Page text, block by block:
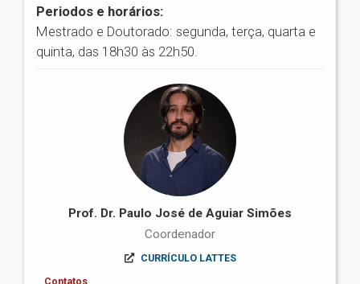
Periodos e horários:
Mestrado e Doutorado: segunda, terça, quarta e
quinta, das 18h30 às 22h50.
Prof. Dr. Paulo José de Aguiar Simões
Coordenador
CURRÍCULO LATTES
Contatos